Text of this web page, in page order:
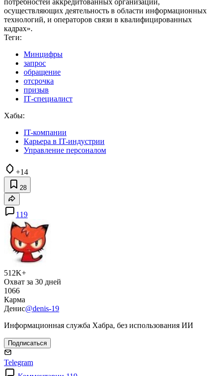
потребностей аккредитованных организаций,
осуществляющих деятельность в области информационных
технологий, и операторов связи в квалифицированных
кадрах».
Теги:
Минцифры
запрос
обращение
отсрочка
призыв
IТ-специалист
Хабы:
IT-компании
Карьера в IT-индустрии
Управление персоналом
+14
28
119
512K+
Охват за 30 дней
1066
Карма
Денис@denis-19
Информационная служба Хабра, без использования ИИ
Подписаться
Telegram